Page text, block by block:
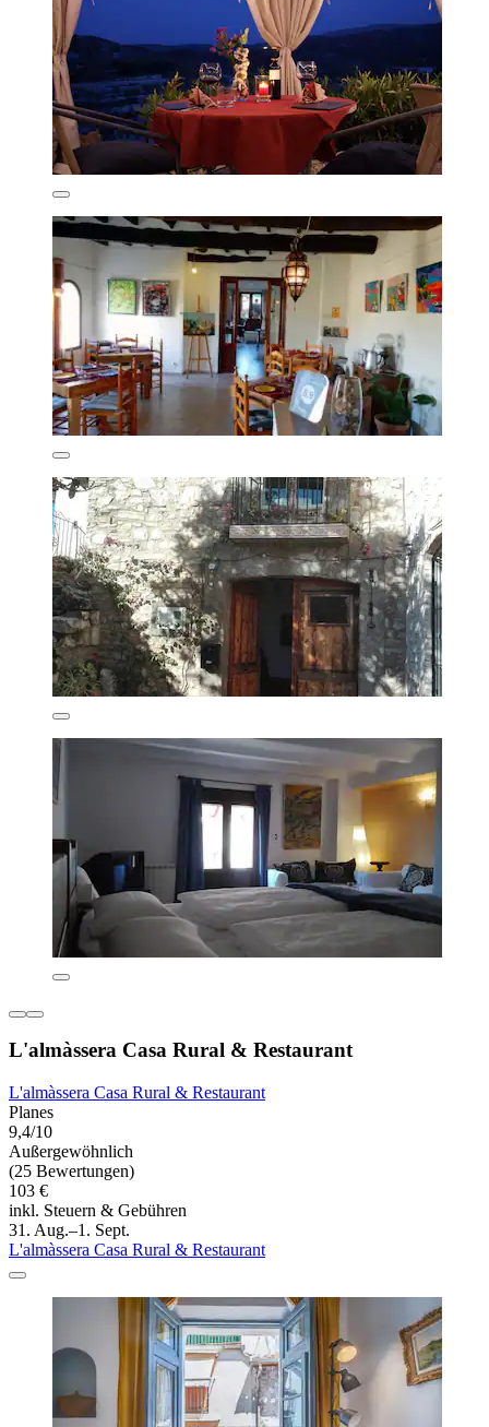
L'almàssera Casa Rural & Restaurant
L'almàssera Casa Rural & Restaurant
Planes
9,4/10
Außergewöhnlich
(25 Bewertungen)
103 €
inkl. Steuern & Gebühren
31. Aug.–1. Sept.
L'almàssera Casa Rural & Restaurant